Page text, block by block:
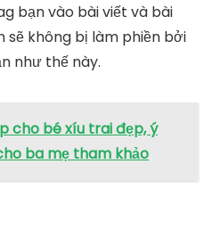
bạn vào bài viết và bài
sẽ không bị làm phiền bởi
như thế này.
cho bé xíu trai đẹp, ý
ba mẹ tham khảo